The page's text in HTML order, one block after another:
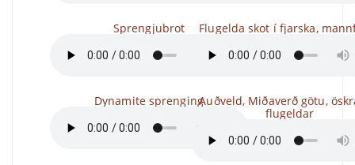
Sprengjubrot
Dynamite sprenging
Flugelda skot í fjarska,
Auðveld, Miðaverð götu,
flugeldar